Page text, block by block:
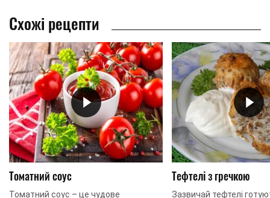
Схожі рецепти
Томатний соус
Томатний соус – це чудове
Тефтелі з гречкою
Зазвичай тефтелі